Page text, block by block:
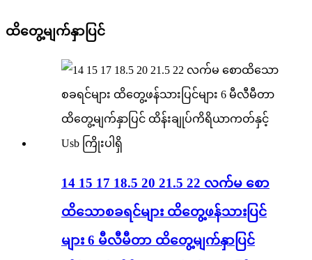
ထိတွေ့မျက်နှာပြင်
14 15 17 18.5 20 21.5 22 လက်မ စော
ထိသောစခရင်များ ထိတွေ့ဖန်သားပြင်
များ 6 မီလီမီတာ ထိတွေ့မျက်နှာပြင်